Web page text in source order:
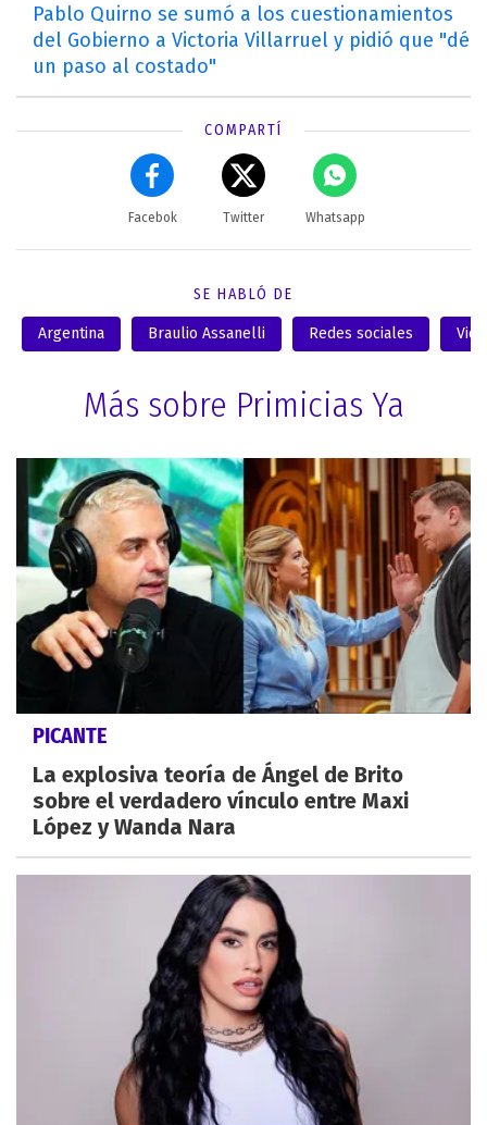
Pablo Quirno se sumó a los cuestionamientos
del Gobierno a Victoria Villarruel y pidió que "dé
un paso al costado"
COMPARTÍ
Facebok Twitter Whatsapp
SE HABLÓ DE
Argentina Braulio Assanelli Redes sociales Vida
Más sobre Primicias Ya
PICANTE
La explosiva teoría de Ángel de Brito
sobre el verdadero vínculo entre Maxi
López y Wanda Nara